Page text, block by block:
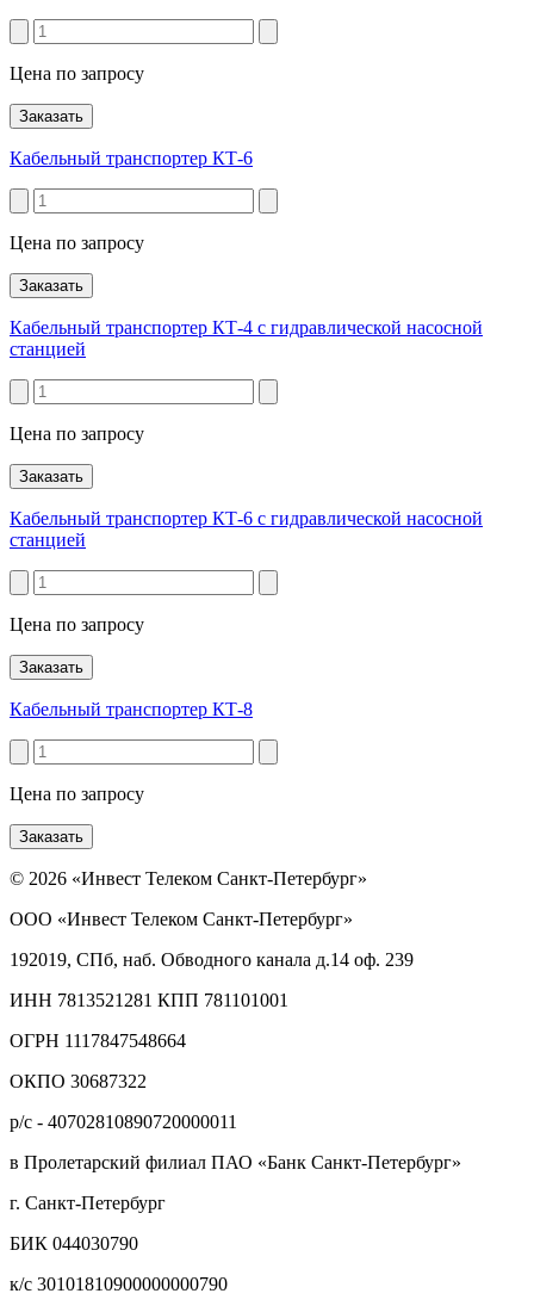
Цена по запросу
Заказать
Кабельный транспортер КТ-6
Цена по запросу
Заказать
Кабельный транспортер КТ-4 с гидравлической насосной
станцией
Цена по запросу
Заказать
Кабельный транспортер КТ-6 с гидравлической насосной
станцией
Цена по запросу
Заказать
Кабельный транспортер КТ-8
Цена по запросу
Заказать
© 2026 «Инвест Телеком Санкт-Петербург»
ООО «Инвест Телеком Санкт-Петербург»
192019, СПб, наб. Обводного канала д.14 оф. 239
ИНН 7813521281 КПП 781101001
ОГРН 1117847548664
ОКПО 30687322
р/с - 40702810890720000011
в Пролетарский филиал ПАО «Банк Санкт-Петербург»
г. Санкт-Петербург
БИК 044030790
к/с 30101810900000000790